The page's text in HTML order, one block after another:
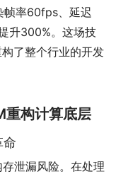
帧率60fps、延迟
升300%。这场技
了整个行业的开发
重构计算底层
命
泄漏风险。在处理